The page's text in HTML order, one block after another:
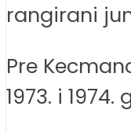
rangirani
Pre
1973. i 1974.